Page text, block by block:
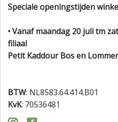
Speciale openingstijden
• Vanaf maandag 20 juli tm
filiaal
Petit Kaddour Bos en
BTW: NL8583.64.414.B01
KvK: 70536481